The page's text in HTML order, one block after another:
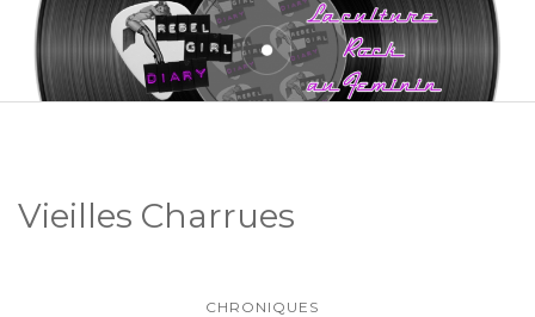
Vieilles Charrues
CHRONIQUES